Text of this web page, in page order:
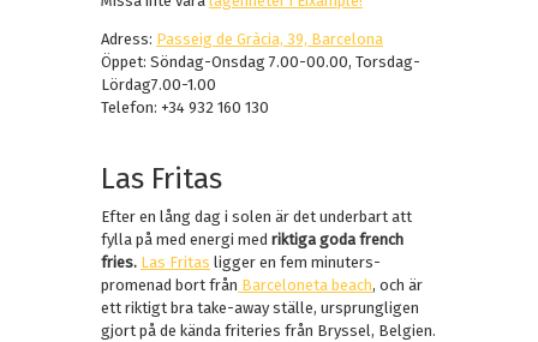
Adress: Passeig de Gràcia, 39, Barcelona
Öppet: Söndag-Onsdag 7.00-00.00, Torsdag-
Lördag7.00-1.00
Telefon: +34 932 160 130
Las Fritas
Efter en lång dag i solen är det underbart att
fylla på med energi med riktiga goda french
fries. Las Fritas ligger en fem minuters-
promenad bort från Barceloneta beach, och är
ett riktigt bra take-away ställe, ursprungligen
gjort på de kända friteries från Bryssel, Belgien.